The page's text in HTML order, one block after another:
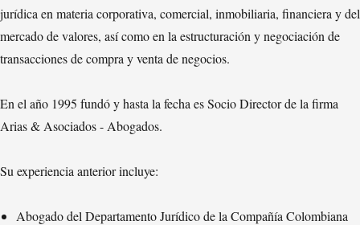
jurídica en materia corporativa, comercial, inmobiliaria, financiera y del
mercado de valores, así como en la estructuración y negociación de
transacciones de compra y venta de negocios.
En el año 1995 fundó y hasta la fecha es Socio Director de la firma
Arias & Asociados - Abogados.
Su experiencia anterior incluye:
Abogado del Departamento Jurídico de la Compañía Colombiana